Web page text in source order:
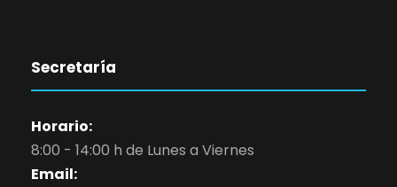
Secretaría
Horario:
8:00 - 14:00 h de Lunes a Viernes
Email: